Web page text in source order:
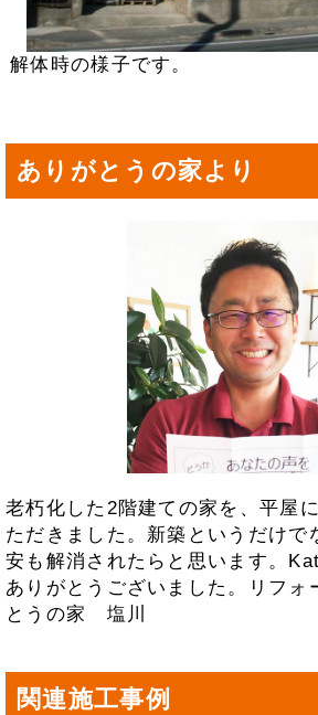
解体時の様子です。
ありがとうの家より
老朽化した2階建ての家を、平屋
ただきました。新築というだけで
安も解消されたらと思います。
ありがとうございました。リフ
とうの家 塩川
関連施工事例